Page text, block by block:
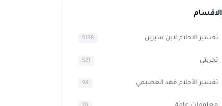
الاقسام
تفسير الاحلام لابن سيرين 5138
تجربتي 521
تفسير الأحلام فهد العصيمي 94